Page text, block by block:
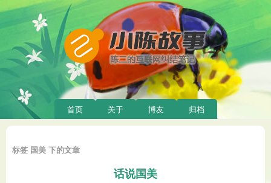
首页 关于 博友 归档
标签 国美 下的文章
话说国美